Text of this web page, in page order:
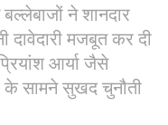
ने शानदार
दावेदारी मजबूत कर दी
आर्या जैसे
सामने सुखद चुनौती